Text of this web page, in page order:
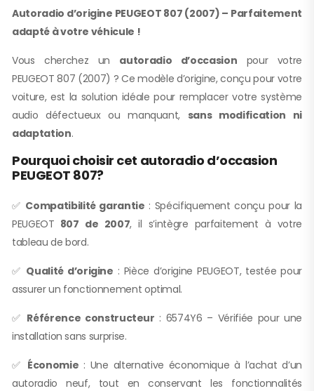
Autoradio d’origine PEUGEOT 807 (2007) – Parfaitement
adapté à votre véhicule !
Vous cherchez un autoradio d’occasion pour votre
PEUGEOT 807 (2007) ? Ce modèle d’origine, conçu pour votre
voiture, est la solution idéale pour remplacer votre système
audio défectueux ou manquant, sans modification ni
adaptation.
Pourquoi choisir cet autoradio d’occasion
PEUGEOT 807?
✅ Compatibilité garantie : Spécifiquement conçu pour la
PEUGEOT 807 de 2007, il s’intègre parfaitement à votre
tableau de bord.
✅ Qualité d’origine : Pièce d’origine PEUGEOT, testée pour
assurer un fonctionnement optimal.
✅ Référence constructeur : 6574Y6 – Vérifiée pour une
installation sans surprise.
✅ Économie : Une alternative économique à l’achat d’un
autoradio neuf, tout en conservant les fonctionnalités